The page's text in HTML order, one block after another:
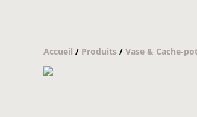
Accueil / Produits / Vase & Cache-